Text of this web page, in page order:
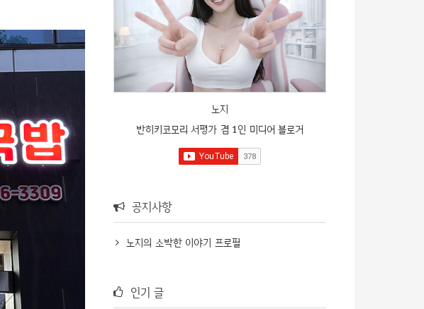
노지
반히키코모리 서평가 겸 1인 미디어 블로거
공지사항
노지의 소박한 이야기 프로필
인기 글